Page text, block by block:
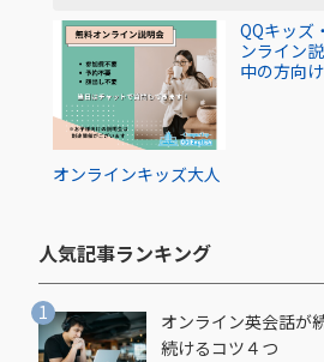
オンラインキッズ大人
QQキッズ
ンライン
中の方向
人気記事ランキング​
オンライン英会話が
続けるコツ４つ